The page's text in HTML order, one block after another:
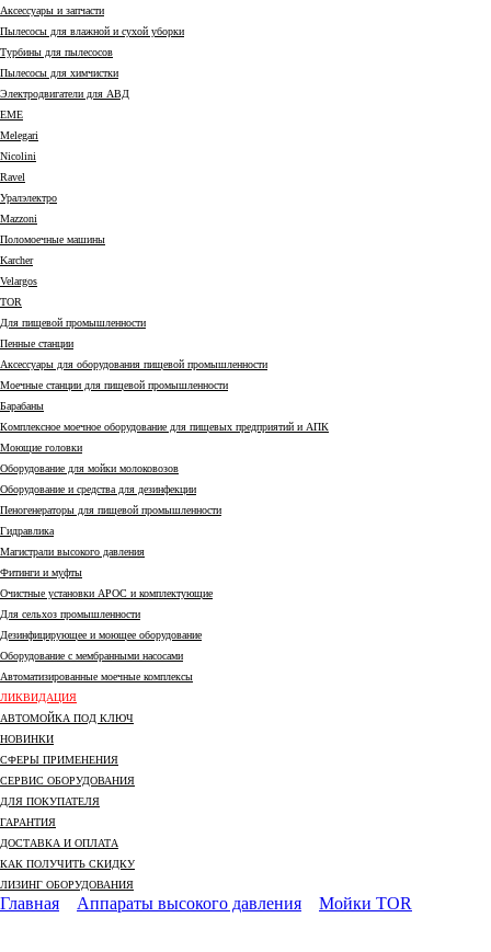
Аксессуары и запчасти
Пылесосы для влажной и сухой уборки
Турбины для пылесосов
Пылесосы для химчистки
Электродвигатели для АВД
EME
Melegari
Nicolini
Ravel
Уралэлектро
Mazzoni
Поломоечные машины
Karcher
Velargos
TOR
Для пищевой промышленности
Пенные станции
Аксессуары для оборудования пищевой промышленности
Моечные станции для пищевой промышленности
Барабаны
Комплексное моечное оборудование для пищевых предприятий и АПК
Моющие головки
Оборудование для мойки молоковозов
Оборудование и средства для дезинфекции
Пеногенераторы для пищевой промышленности
Гидравлика
Магистрали высокого давления
Фитинги и муфты
Очистные установки АРОС и комплектующие
Для сельхоз промышленности
Дезинфицирующее и моющее оборудование
Оборудование с мембранными насосами
Автоматизированные моечные комплексы
ЛИКВИДАЦИЯ
АВТОМОЙКА ПОД КЛЮЧ
НОВИНКИ
СФЕРЫ ПРИМЕНЕНИЯ
СЕРВИС ОБОРУДОВАНИЯ
ДЛЯ ПОКУПАТЕЛЯ
ГАРАНТИЯ
ДОСТАВКА И ОПЛАТА
КАК ПОЛУЧИТЬ СКИДКУ
ЛИЗИНГ ОБОРУДОВАНИЯ
Главная Аппараты высокого давления Мойки TOR